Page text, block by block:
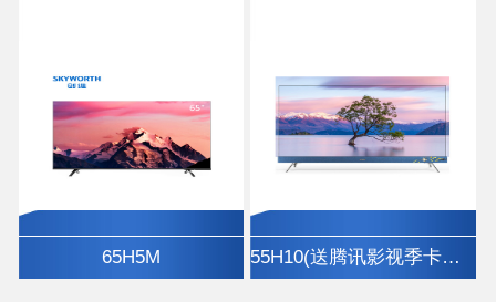
65H5M 55H10(送腾讯影视季卡、挂架)